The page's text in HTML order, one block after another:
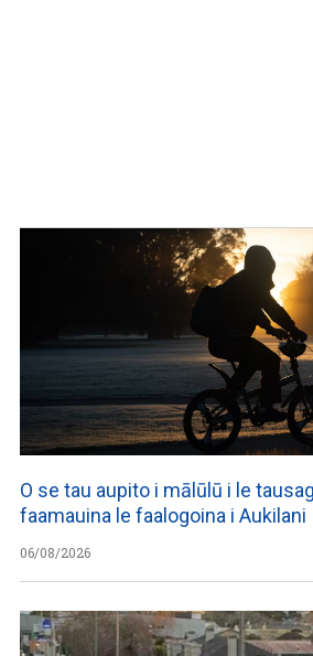
O se tau aupito i mālūlū i le
faamauina le faalogoina i Aukilani
06/08/2026